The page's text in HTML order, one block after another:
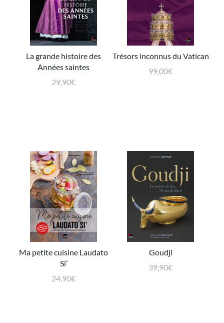
La grande histoire des
Années saintes
29,90€
Trésors inconnus du Vatican
99,00€
Ma petite cuisine Laudato
Si’
24,90€
Goudji
39,90€